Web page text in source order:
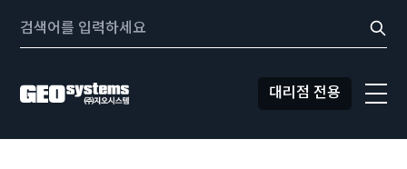
바로가기
Search:
대리점 전용